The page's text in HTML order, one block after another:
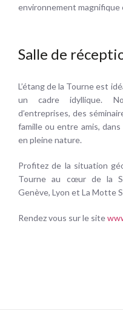
environnement magnifique
Salle de
L’étang de la Tourne est
un cadre idyllique.
d’entreprises, des
famille ou entre amis,
en pleine nature.
Profitez de la situation
Tourne au cœur de la
Genève, Lyon et La Motte
Rendez vous sur le site